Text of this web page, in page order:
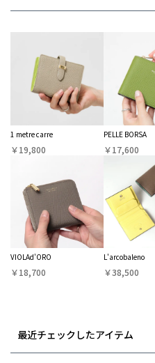
1 metre carre
￥19,800
PELLE BORSA
￥17,600
VIOLAd'ORO
￥18,700
L'arcobaleno
￥38,500
最近チェックしたアイテム